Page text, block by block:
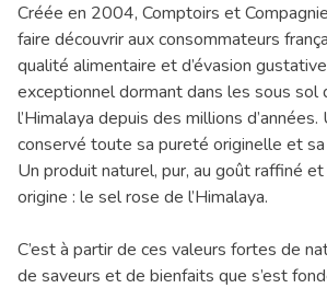
Créée en 2004, Comptoirs et
faire découvrir aux consommateurs
qualité alimentaire et d’évasion
exceptionnel dormant dans les sous sol
l’Himalaya depuis des millions
conservé toute sa pureté originelle et sa
Un produit naturel, pur, au goût raffiné
origine : le sel rose de l’Himalaya.
C’est à partir de ces valeurs fortes de
de saveurs et de bienfaits que s’est